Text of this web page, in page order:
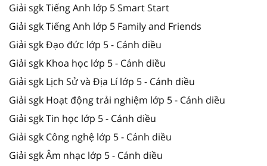
Giải sgk Tiếng Anh lớp 5 Smart Start
Giải sgk Tiếng Anh lớp 5 Family and Friends
Giải sgk Đạo đức lớp 5 - Cánh diều
Giải sgk Khoa học lớp 5 - Cánh diều
Giải sgk Lịch Sử và Địa Lí lớp 5 - Cánh diều
Giải sgk Hoạt động trải nghiệm lớp 5 - Cánh diều
Giải sgk Tin học lớp 5 - Cánh diều
Giải sgk Công nghệ lớp 5 - Cánh diều
Giải sgk Âm nhạc lớp 5 - Cánh diều